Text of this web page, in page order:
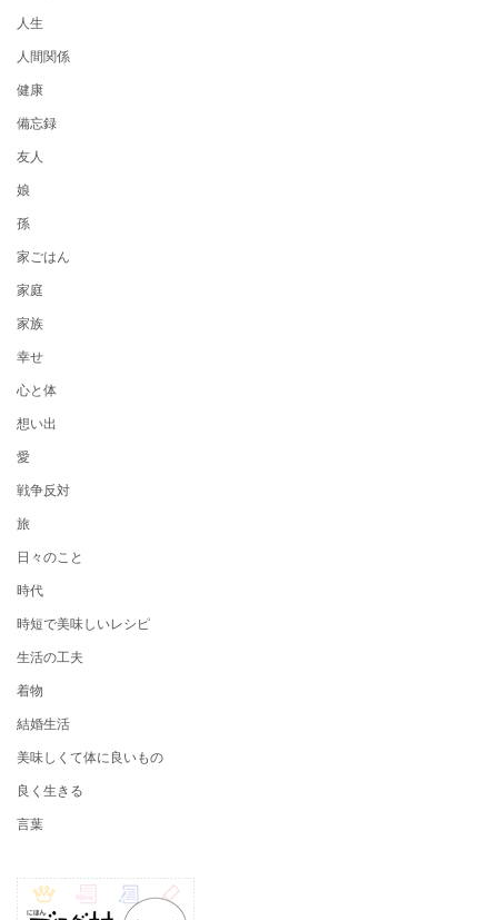
人生
人間関係
健康
備忘録
友人
娘
孫
家ごはん
家庭
家族
幸せ
心と体
想い出
愛
戦争反対
旅
日々のこと
時代
時短で美味しいレシピ
生活の工夫
着物
結婚生活
美味しくて体に良いもの
良く生きる
言葉